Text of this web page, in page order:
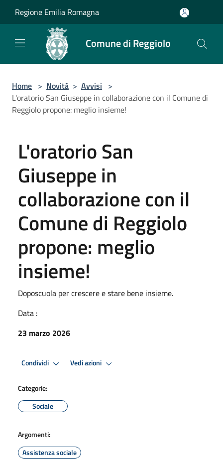
Regione Emilia Romagna
Comune di Reggiolo
Home > Novità > Avvisi >
L'oratorio San Giuseppe in collaborazione con il Comune di
Reggiolo propone: meglio insieme!
L'oratorio San
Giuseppe in
collaborazione con il
Comune di Reggiolo
propone: meglio
insieme!
Doposcuola per crescere e stare bene insieme.
Data :
23 marzo 2026
Condividi Vedi azioni
Categorie:
Sociale
Argomenti:
Assistenza sociale